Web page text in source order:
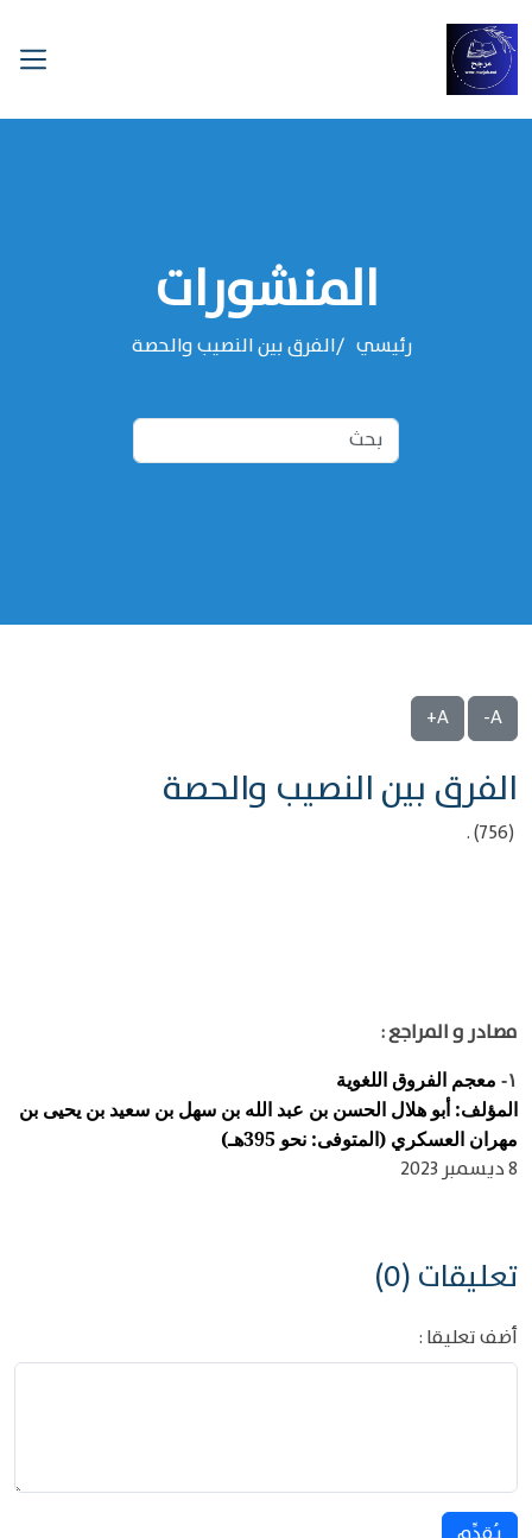
المنشورات
رئيسي الفرق بين النصيب والحصة
A-
A+
الفرق بين النصيب والحصة
(756) .
مصادر و المراجع :
١-
معجم الفروق اللغوية
المؤلف: أبو هلال الحسن بن عبد الله بن سهل بن سعيد بن يحيى بن
مهران العسكري (المتوفى: نحو 395هـ)
8 ديسمبر 2023
تعليقات (0)
أضف تعليقا :